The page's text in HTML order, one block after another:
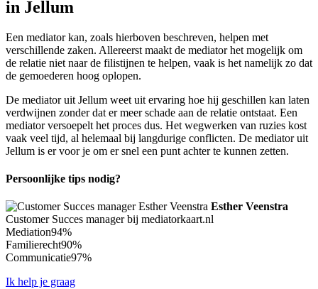
in Jellum
Een mediator kan, zoals hierboven beschreven, helpen met
verschillende zaken. Allereerst maakt de mediator het mogelijk om
de relatie niet naar de filistijnen te helpen, vaak is het namelijk zo dat
de gemoederen hoog oplopen.
De mediator uit Jellum weet uit ervaring hoe hij geschillen kan laten
verdwijnen zonder dat er meer schade aan de relatie ontstaat. Een
mediator versoepelt het proces dus. Het wegwerken van ruzies kost
vaak veel tijd, al helemaal bij langdurige conflicten. De mediator uit
Jellum is er voor je om er snel een punt achter te kunnen zetten.
Persoonlijke tips nodig?
Esther Veenstra
Customer Succes manager bij mediatorkaart.nl
Mediation94%
Familierecht90%
Communicatie97%
Ik help je graag